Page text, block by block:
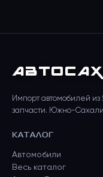
АВТОСАХ
Импорт автомобилей
запчасти. Южно-
КАТАЛОГ
Автомобили
Весь каталог